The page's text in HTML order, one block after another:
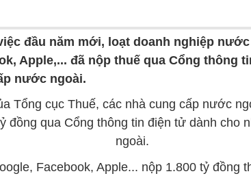
đầu năm mới, loạt doanh nghiệp
Apple,... đã nộp thuế qua Cổng thông
nước ngoài.
Tổng cục Thuế, các nhà cung cấp nước
đồng qua Cổng thông tin điện tử dành cho
ngoài.